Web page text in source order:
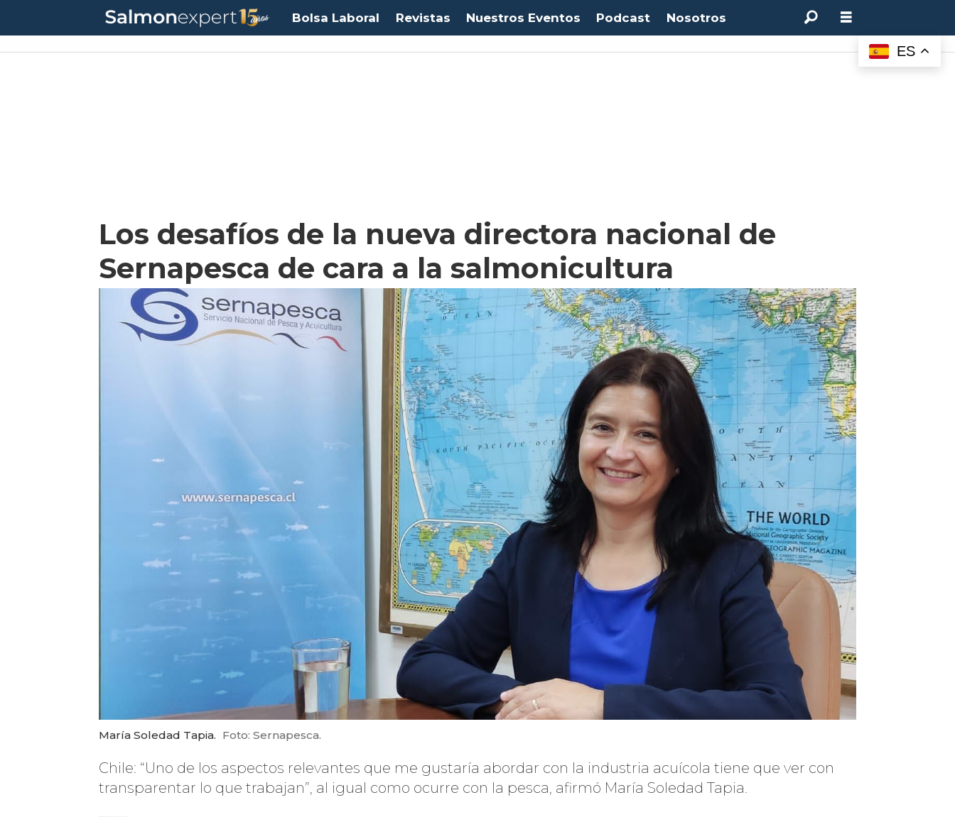
Bolsa Laboral Revistas Nuestros Eventos Podcast Nosotros
Los desafíos de la nueva directora nacional de
Sernapesca de cara a la salmonicultura
María Soledad Tapia. Foto: Sernapesca.
Chile: “Uno de los aspectos relevantes que me gustaría abordar con la industria acuícola tiene que ver con
transparentar lo que trabajan”, al igual como ocurre con la pesca, afirmó María Soledad Tapia.
ES